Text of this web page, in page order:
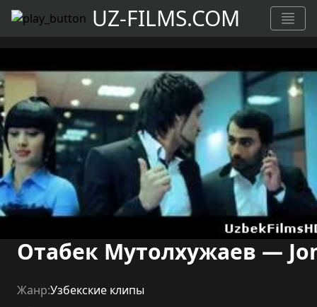
UZ-FILMS.COM
Отабек Мутолхужаев —
Жанр:Узбекские клипы